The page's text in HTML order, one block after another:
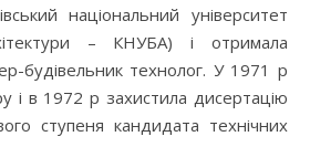
національний університет
– КНУБА) і отримала
будівельник технолог. У 1971 р
і в 1972 р захистила дисертацію
ступеня кандидата технічних